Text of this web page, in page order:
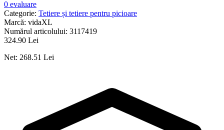
0 evaluare
Categorie: Tetiere și tetiere pentru picioare
Marcă: vidaXL
Numărul articolului: 3117419
324.90 Lei
Net: 268.51 Lei